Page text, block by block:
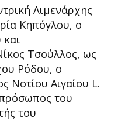
Λιμενάρχης
Κηπόγλου, ο
Τσούλλος, ως
Ρόδου, ο
Νοτίου Αιγαίου L.
του
του